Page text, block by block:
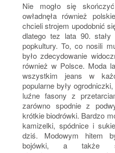
Nie mogło się
owładnęła również
chcieli strojem upodobnić
dlatego tez lata 90.
popkultury. To, co nosili
było zdecydowanie
również w Polsce. Moda
wszystkim jeans w
popularne były
luźne fasony z
zarówno spodnie z
krótkie biodrówki. Bardzo
kamizelki, spódnice i
dziś. Modowym hitem
bojówki, a także